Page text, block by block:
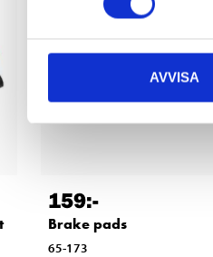
AVVISA
159:-
Brake pads
65-173